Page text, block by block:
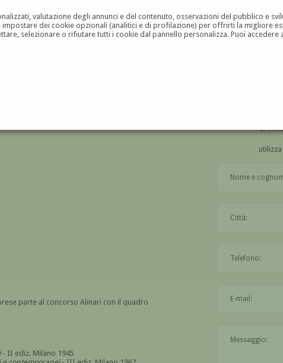
valutazione degli annunci e del contenuto, osservazioni del pubblico e
dei cookie opzionali (analitici e di profilazione) per offrirti la migliore
selezionare o rifiutare tutti i cookie dal pannello personalizza. Puoi accedere
parte al concorso Alinari con il quadro
- II ediz. Milano 1945